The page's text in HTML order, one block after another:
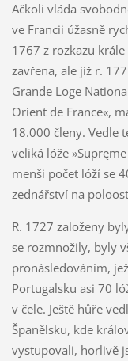
Ačkoli vláda
ve Francii úžasně
1767 z rozkazu
zavřena, ale již r.
Grande Loge
Orient de France«,
18.000 členy. Vedle
veliká lóže
menši počet lóží se
zednářství na
R. 1727 založeny
se rozmnožily, byly
pronásledováním,
Portugalsku asi 70
v čele. Ještě hůře
Španělsku, kde
vystupovali, horlivě